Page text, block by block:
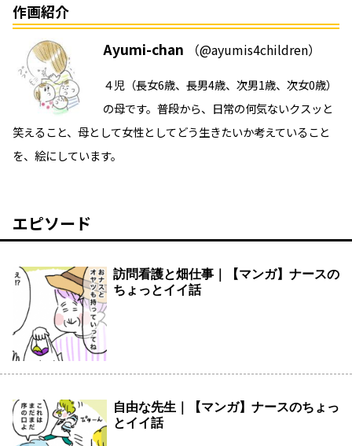
作画紹介
Ayumi-chan （@ayumis4children）
４児（長女6歳、長男4歳、次男1歳、次女0歳）
の母です。普段から、日常の何気ないクスッと
笑えること、母として女性としてどう生きたいか考えていること
を、絵にしています。
エピソード
訪問看護と畑仕事｜【マンガ】ナースの
ちょっとイイ話
自由な先生｜【マンガ】ナースのちょっ
とイイ話